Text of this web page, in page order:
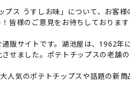
ス うすしお味」について、お客
皆様のご意見をお待ちしておりま
販サイトです。湖池屋は、1962
ました。ポテトチップスの老舗
気のポテトチップスや話題の新